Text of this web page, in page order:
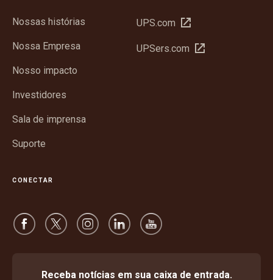
Nossas histórias
Nossa Empresa
Nosso impacto
Investidores
Sala de imprensa
Suporte
UPS.com Abrir
nova
UPSers.com Abrir
CONECTAR
Receba notícias em sua caixa de entrada.